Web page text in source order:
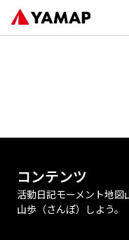
コンテンツ
活動日記モーメント地図
山歩（さんぽ）しよう。